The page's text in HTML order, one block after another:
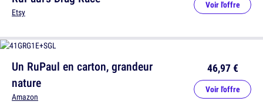
Un RuPaul en carton, grandeur
nature
Amazon
46,97 €
Voir l'offre
Etsy
Voir l'offre